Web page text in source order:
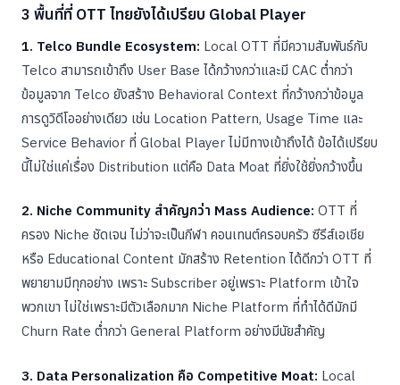
3 พื้นที่ที่ OTT ไทยยังได้เปรียบ Global Player
1. Telco Bundle Ecosystem: Local OTT ที่มีความสัมพันธ์กับ
Telco สามารถเข้าถึง User Base ได้กว้างกว่าและมี CAC ต่ำกว่า
ข้อมูลจาก Telco ยังสร้าง Behavioral Context ที่กว้างกว่าข้อมูล
การดูวิดีโออย่างเดียว เช่น Location Pattern, Usage Time และ
Service Behavior ที่ Global Player ไม่มีทางเข้าถึงได้ ข้อได้เปรียบ
นี้ไม่ใช่แค่เรื่อง Distribution แต่คือ Data Moat ที่ยิ่งใช้ยิ่งกว้างขึ้น
2. Niche Community สำคัญกว่า Mass Audience: OTT ที่
ครอง Niche ชัดเจน ไม่ว่าจะเป็นกีฬา คอนเทนต์ครอบครัว ซีรีส์เอเชีย
หรือ Educational Content มักสร้าง Retention ได้ดีกว่า OTT ที่
พยายามมีทุกอย่าง เพราะ Subscriber อยู่เพราะ Platform เข้าใจ
พวกเขา ไม่ใช่เพราะมีตัวเลือกมาก Niche Platform ที่ทำได้ดีมักมี
Churn Rate ต่ำกว่า General Platform อย่างมีนัยสำคัญ
3. Data Personalization คือ Competitive Moat: Local